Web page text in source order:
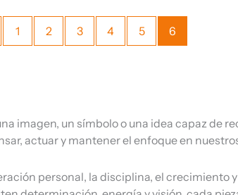
1 2 3 4 5 6
imagen, un símbolo o una idea capaz de
actuar y mantener el enfoque en
personal, la disciplina, el crecimiento